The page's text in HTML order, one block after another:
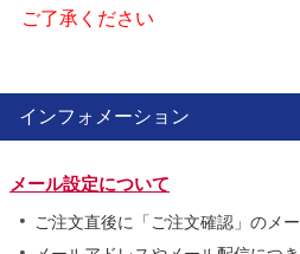
ご了承ください
インフォメーション
メール設定について
ご注文直後に「ご注文確認」のメ